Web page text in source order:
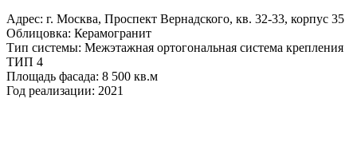
Адрес: г. Москва, Проспект Вернадского, кв. 32-33, корпус 35
Облицовка: Керамогранит
Тип системы: Межэтажная ортогональная система крепления
ТИП 4
Площадь фасада: 8 500 кв.м
Год реализации: 2021